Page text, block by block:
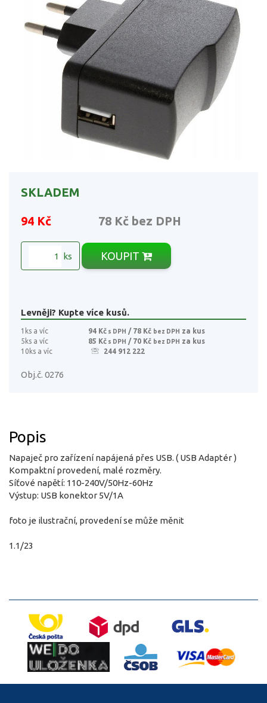
SKLADEM
94 Kč 78 Kč bez DPH
ks KOUPIT
Levněji? Kupte více kusů.
1ks a víc 94 Kč s DPH / 78 Kč bez DPH za kus
5ks a víc
85 Kč s DPH / 70 Kč bez DPH za kus
10ks a víc
244 912 222
Obj.č. 0276
Popis
Napaječ pro zařízení napájená přes USB. ( USB Adaptér )
Kompaktní provedení, malé rozměry.
Síťové napětí: 110-240V/50Hz-60Hz
Výstup: USB konektor 5V/1A
foto je ilustrační, provedení se může měnit
1.1/23